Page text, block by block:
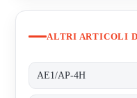
ALTRI ARTICOLI
AE1/AP-4H